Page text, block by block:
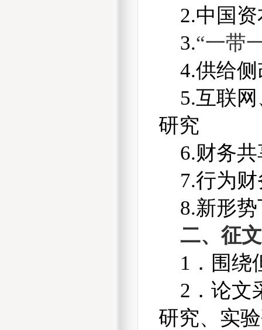
2.中国
3.“一带
4.供给
5.互联
研究
6.财务
7.行为
8.新形
二、征
1 ．围
2 ．论
研究、实